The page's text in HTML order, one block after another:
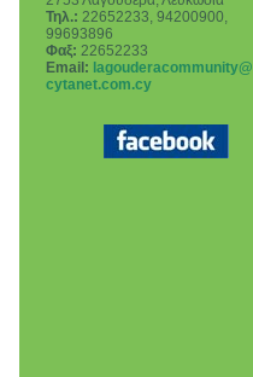
Τηλ.: 22652233, 94200900,
99693896
Φαξ: 22652233
Email : lagouderacommunity@
cytanet.com.cy